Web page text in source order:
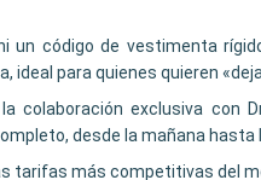
un código de vestimenta
para quienes quieren
colaboración exclusiva con
desde la mañana hasta
tarifas más competitivas del